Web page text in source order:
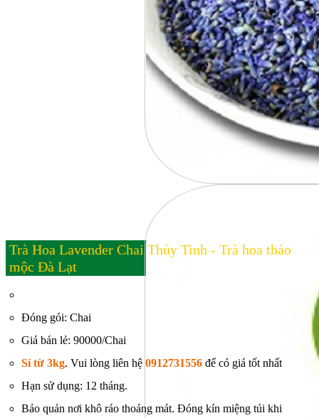
Trà Hoa Lavender Chai Thủy Tinh - Trà hoa thảo
mộc Đà Lạt
Đóng gói: Chai
Giá bán lẻ: 90000/Chai
Sỉ từ 3kg. Vui lòng liên hệ 0912731556để có giá tốt nhất
Hạn sử dụng: 12 tháng.
Bảo quản nơi khô ráo thoáng mát. Đóng kín miệng túi khi